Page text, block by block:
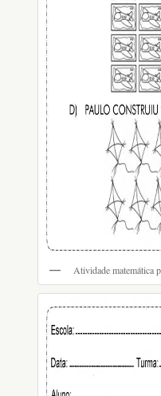
Atividade matemática